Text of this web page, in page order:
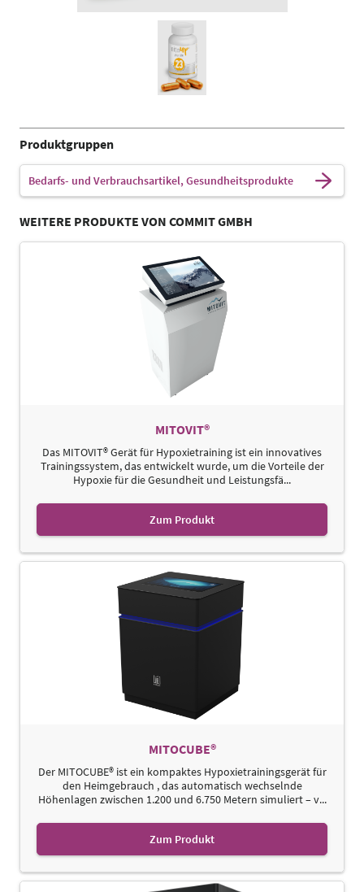
Produktgruppen
Bedarfs- und Verbrauchsartikel, Gesundheitsprodukte
WEITERE PRODUKTE VON COMMIT GMBH
MITOVIT®
Das MITOVIT® Gerät für Hypoxietraining ist ein innovatives
Trainingssystem, das entwickelt wurde, um die Vorteile der
Hypoxie für die Gesundheit und Leistungsfä...
Zum Produkt
MITOCUBE®
Der MITOCUBE® ist ein kompaktes Hypoxietrainingsgerät für
den Heimgebrauch , das automatisch wechselnde
Höhenlagen zwischen 1.200 und 6.750 Metern simuliert – v...
Zum Produkt